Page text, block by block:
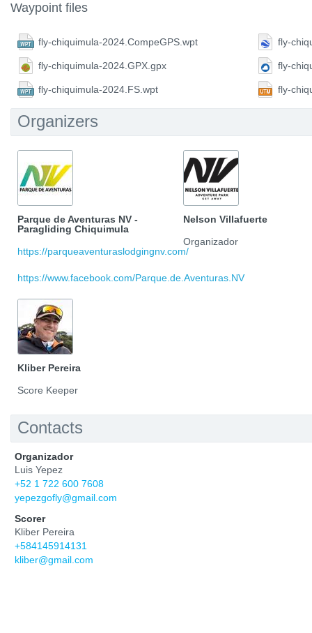
Waypoint files
fly-chiquimula-2024.CompeGPS.wpt fly-
fly-chiquimula-2024.GPX.gpx fly-
fly-chiquimula-2024.FS.wpt fly-
Organizers
Parque de Aventuras NV -
Paragliding Chiquimula
https://parqueaventuraslodgingnv.com/
https://www.facebook.com/Parque.de.Aventuras.NV
Nelson Villafuerte
Organizador
Kliber Pereira
Score Keeper
Contacts
Organizador
Luis Yepez
+52 1 722 600 7608
yepezgofly@gmail.com
Scorer
Kliber Pereira
+584145914131
kliber@gmail.com